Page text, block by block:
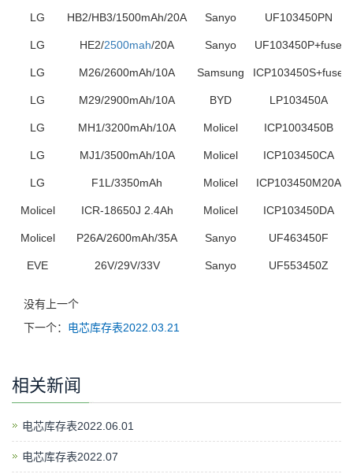
LG HB2/HB3/1500mAh/20A Sanyo UF103450PN
LG HE2/2500mah/20A Sanyo UF103450P+fuse
LG M26/2600mAh/10A Samsung ICP103450S+fuse
LG M29/2900mAh/10A BYD LP103450A
LG MH1/3200mAh/10A Molicel ICP1003450B
LG MJ1/3500mAh/10A Molicel ICP103450CA
LG F1L/3350mAh Molicel ICP103450M20A
Molicel ICR-18650J 2.4Ah Molicel ICP103450DA
Molicel P26A/2600mAh/35A Sanyo UF463450F
EVE 26V/29V/33V Sanyo UF553450Z
没有上一个
下一个： 电芯库存表2022.03.21
相关新闻
电芯库存表2022.06.01
电芯库存表2022.07